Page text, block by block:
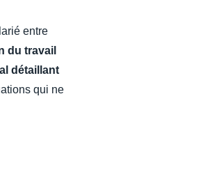
entre
du travail
détaillant
qui ne